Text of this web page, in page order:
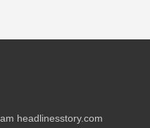
headlinesstory.com